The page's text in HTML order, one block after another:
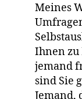
Meines
Ihnen zu
jemand
sind Sie
Jemand,